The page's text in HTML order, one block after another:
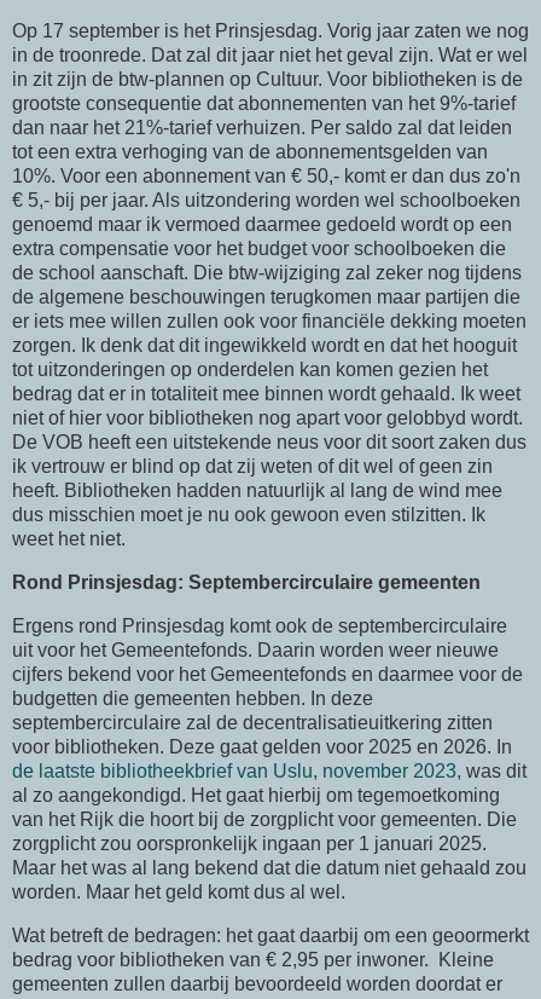
Op 17 september is het Prinsjesdag. Vorig jaar zaten we nog
in de troonrede. Dat zal dit jaar niet het geval zijn. Wat er wel
in zit zijn de btw-plannen op Cultuur. Voor bibliotheken is de
grootste consequentie dat abonnementen van het 9%-tarief
dan naar het 21%-tarief verhuizen. Per saldo zal dat leiden
tot een extra verhoging van de abonnementsgelden van
10%. Voor een abonnement van € 50,- komt er dan dus zo'n
€ 5,- bij per jaar. Als uitzondering worden wel schoolboeken
genoemd maar ik vermoed daarmee gedoeld wordt op een
extra compensatie voor het budget voor schoolboeken die
de school aanschaft. Die btw-wijziging zal zeker nog tijdens
de algemene beschouwingen terugkomen maar partijen die
er iets mee willen zullen ook voor financiële dekking moeten
zorgen. Ik denk dat dit ingewikkeld wordt en dat het hooguit
tot uitzonderingen op onderdelen kan komen gezien het
bedrag dat er in totaliteit mee binnen wordt gehaald. Ik weet
niet of hier voor bibliotheken nog apart voor gelobbyd wordt.
De VOB heeft een uitstekende neus voor dit soort zaken dus
ik vertrouw er blind op dat zij weten of dit wel of geen zin
heeft. Bibliotheken hadden natuurlijk al lang de wind mee
dus misschien moet je nu ook gewoon even stilzitten. Ik
weet het niet.
Rond Prinsjesdag: Septembercirculaire gemeenten
Ergens rond Prinsjesdag komt ook de septembercirculaire
uit voor het Gemeentefonds. Daarin worden weer nieuwe
cijfers bekend voor het Gemeentefonds en daarmee voor de
budgetten die gemeenten hebben. In deze
septembercirculaire zal de decentralisatieuitkering zitten
voor bibliotheken. Deze gaat gelden voor 2025 en 2026. In
de laatste bibliotheekbrief van Uslu, november 2023, was dit
al zo aangekondigd. Het gaat hierbij om tegemoetkoming
van het Rijk die hoort bij de zorgplicht voor gemeenten. Die
zorgplicht zou oorspronkelijk ingaan per 1 januari 2025.
Maar het was al lang bekend dat die datum niet gehaald zou
worden. Maar het geld komt dus al wel.
Wat betreft de bedragen: het gaat daarbij om een geoormerkt
bedrag voor bibliotheken van € 2,95 per inwoner. Kleine
gemeenten zullen daarbij bevoordeeld worden doordat er